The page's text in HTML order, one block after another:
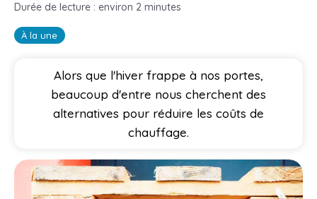
À la une
Durée de lecture : environ 2 minutes
Alors que l'hiver frappe à nos portes,
beaucoup d'entre nous cherchent des
alternatives pour réduire les coûts de
chauffage.